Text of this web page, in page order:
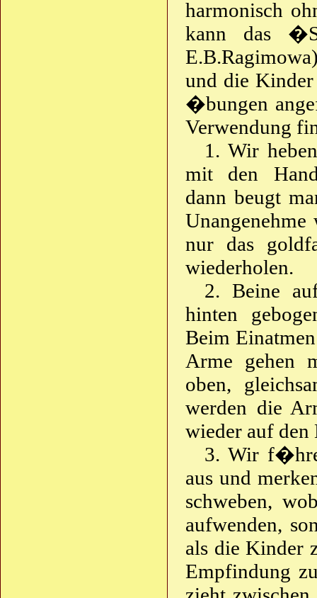
harmonisch
kann das
und die Kinder
�bungen
Verwendung
1. Wir
mit den
dann beugt
nur das
wiederholen.
2. Beine
hinten
Beim
Arme gehen
oben,
werden die
wieder auf den
3. Wir
aus und
schweben,
aufwenden,
als die Kinder
Empfindung